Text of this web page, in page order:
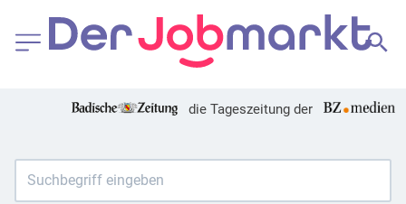
die Tageszeitung der